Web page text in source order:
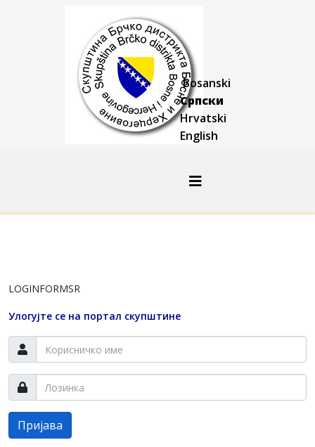
Bosanski
Српски
Hrvatski
English
LOGINFORMSR
Улогујте се на портал скупштине
Пријава